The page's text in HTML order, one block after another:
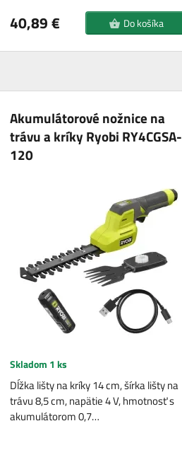
40,89 € Do košíka
Akumulátorové nožnice na
trávu a kríky Ryobi RY4CGSA-
120
Skladom 1 ks
Dĺžka lišty na kríky 14 cm, šírka lišty na
trávu 8,5 cm, napätie 4 V, hmotnosť s
akumulátorom 0,7…